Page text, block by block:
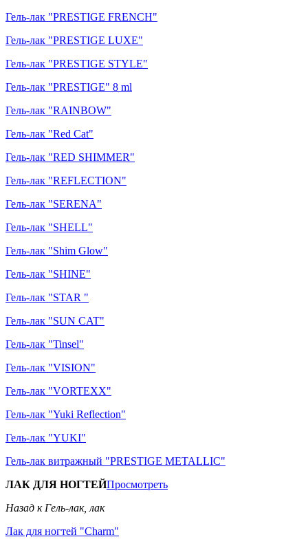
Гель-лак "PRESTIGE FRENCH"
Гель-лак "PRESTIGE LUXE"
Гель-лак "PRESTIGE STYLE"
Гель-лак "PRESTIGE" 8 ml
Гель-лак "RAINBOW"
Гель-лак "Red Cat"
Гель-лак "RED SHIMMER"
Гель-лак "REFLECTION"
Гель-лак "SERENA"
Гель-лак "SHELL"
Гель-лак "Shim Glow"
Гель-лак "SHINE"
Гель-лак "STAR "
Гель-лак "SUN CAT"
Гель-лак "Tinsel"
Гель-лак "VISION"
Гель-лак "VORTEXX"
Гель-лак "Yuki Reflection"
Гель-лак "YUKI"
Гель-лак витражный "PRESTIGE METALLIC"
ЛАК ДЛЯ НОГТЕЙПросмотреть
Назад к Гель-лак, лак
Лак для ногтей "Charm"